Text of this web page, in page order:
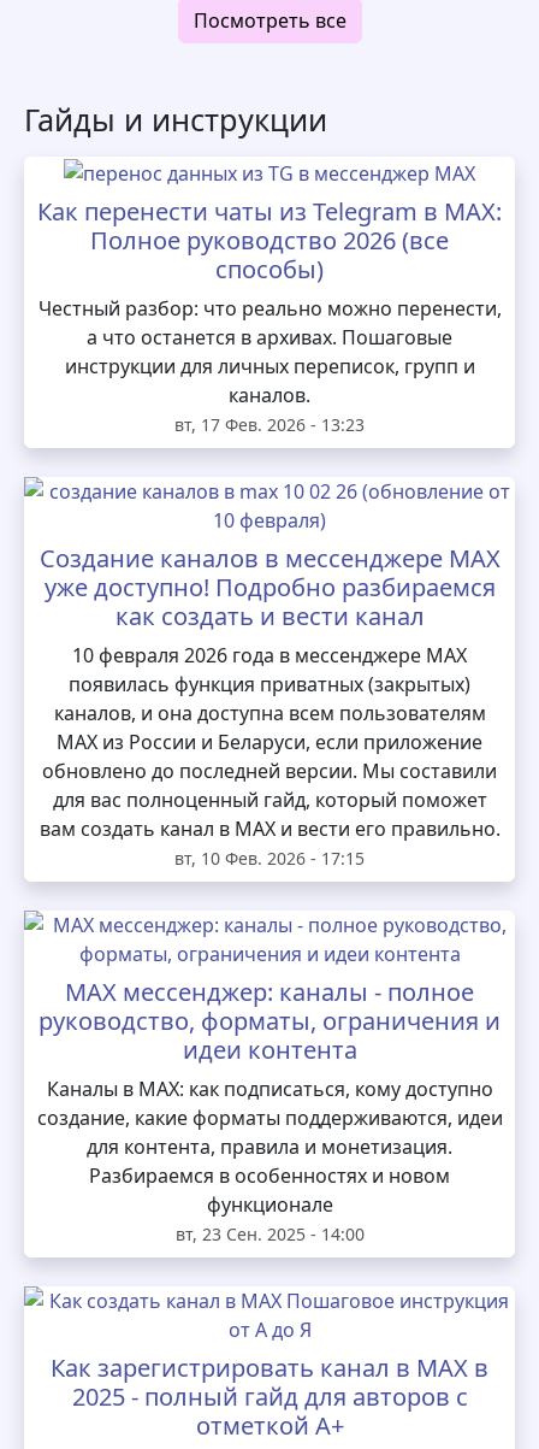
Посмотреть все
Гайды и инструкции
Как перенести чаты из Telegram в MAX:
Полное руководство 2026 (все
способы)
Честный разбор: что реально можно перенести,
а что останется в архивах. Пошаговые
инструкции для личных переписок, групп и
каналов.
вт, 17 Фев. 2026 - 13:23
Создание каналов в мессенджере MAX
уже доступно! Подробно разбираемся
как создать и вести канал
10 февраля 2026 года в мессенджере MAX
появилась функция приватных (закрытых)
каналов, и она доступна всем пользователям
MAX из России и Беларуси, если приложение
обновлено до последней версии. Мы составили
для вас полноценный гайд, который поможет
вам создать канал в MAX и вести его правильно.
вт, 10 Фев. 2026 - 17:15
MAX мессенджер: каналы - полное
руководство, форматы, ограничения и
идеи контента
Каналы в MAX: как подписаться, кому доступно
создание, какие форматы поддерживаются, идеи
для контента, правила и монетизация.
Разбираемся в особенностях и новом
функционале
вт, 23 Сен. 2025 - 14:00
Как зарегистрировать канал в MAX в
2025 - полный гайд для авторов с
отметкой А+